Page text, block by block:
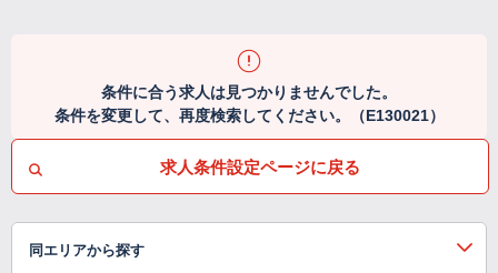
条件に合う求人は見つかりませんでした。
条件を変更して、再度検索してください。（E130021）
求人条件設定ページに戻る
同エリアから探す